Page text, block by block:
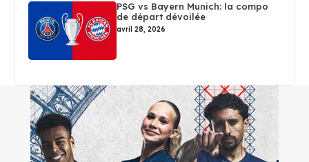
PSG vs Bayern Munich: la compo
de départ dévoilée
avril 28, 2026